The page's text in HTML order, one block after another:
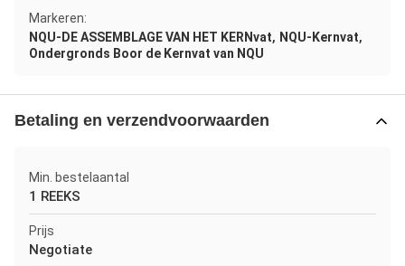
Markeren:
NQU-DE ASSEMBLAGE VAN HET KERNvat, NQU-Kernvat,
Ondergronds Boor de Kernvat van NQU
Betaling en verzendvoorwaarden
Min. bestelaantal
1 REEKS
Prijs
Negotiate